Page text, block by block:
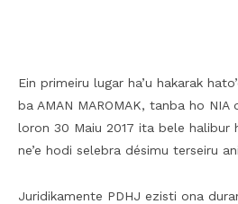
Ein primeiru lugar ha’u hakarak
ba AMAN MAROMAK, tanba ho
loron 30 Maiu 2017 ita bele halibur
ne’e hodi selebra désimu terseiru
Juridikamente PDHJ ezisti ona